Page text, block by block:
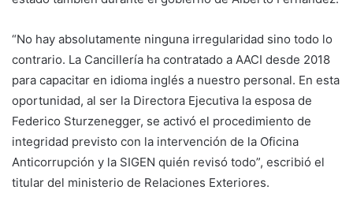
“No hay absolutamente ninguna irregularidad sino todo lo
contrario. La Cancillería ha contratado a AACI desde 2018
para capacitar en idioma inglés a nuestro personal. En esta
oportunidad, al ser la Directora Ejecutiva la esposa de
Federico Sturzenegger, se activó el procedimiento de
integridad previsto con la intervención de la Oficina
Anticorrupción y la SIGEN quién revisó todo”, escribió el
titular del ministerio de Relaciones Exteriores.